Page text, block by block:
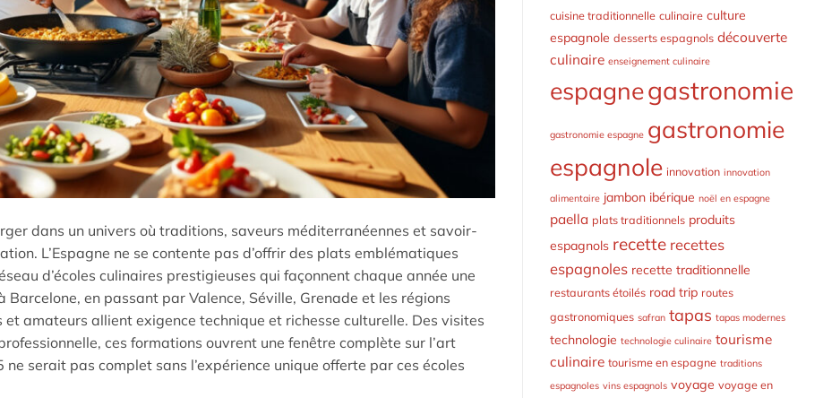
dans un univers où traditions, saveurs méditerranéennes et savoir-
L’Espagne ne se contente pas d’offrir des plats emblématiques
d’écoles culinaires prestigieuses qui façonnent chaque année une
en passant par Valence, Séville, Grenade et les régions
amateurs allient exigence technique et richesse culturelle. Des visites
ces formations ouvrent une fenêtre complète sur l’art
serait pas complet sans l’expérience unique offerte par ces écoles
cuisine traditionnelle culinaire culture
espagnole desserts espagnols découverte
culinaire enseignement culinaire
espagnegastronomie
gastronomie espagne gastronomie
espagnole innovation innovation
alimentaire jambon ibérique noël en espagne
paella plats traditionnels produits
espagnols recette recettes
espagnoles recette traditionnelle
restaurants étoilés road trip routes
gastronomiques safran tapas tapas modernes
technologie technologie culinaire tourisme
culinaire tourisme en espagne traditions
espagnoles vins espagnols voyage voyage en